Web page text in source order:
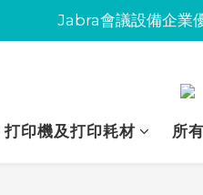
Jabra會議設備企業
Jabra會議設備企業
Jabra會議設備企業
打印機及打印耗材 所